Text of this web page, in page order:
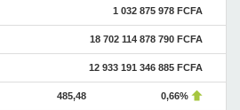
1 032 875 978 FCFA
18 702 114 878 790 FCFA
12 933 191 346 885 FCFA
485,48 0,66%